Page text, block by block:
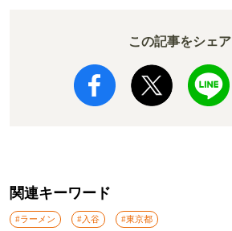
この記事をシェア
関連キーワード
#ラーメン #入谷 #東京都